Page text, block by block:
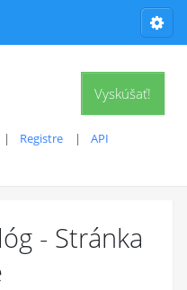
Vyskúšať!
Registre
API
- Stránka